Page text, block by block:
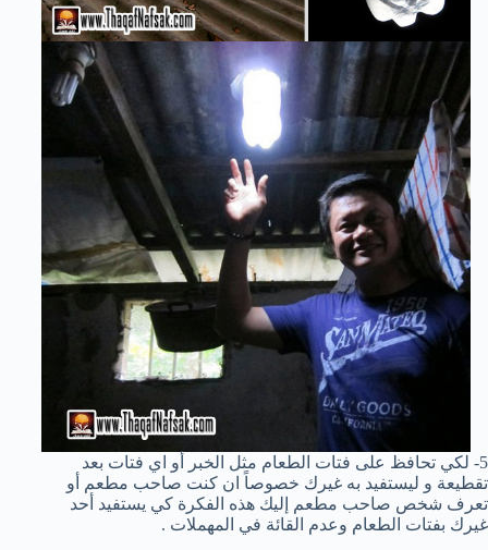
5- لكي تحافظ على فتات الطعام مثل الخبر أو اي فتات بعد
تقطيعة و ليستفيد به غيرك خصوصاً ان كنت صاحب مطعم أو
تعرف شخص صاحب مطعم إليك هذه الفكرة كي يستفيد أحد
غيرك بفتات الطعام وعدم القائة في المهملات .